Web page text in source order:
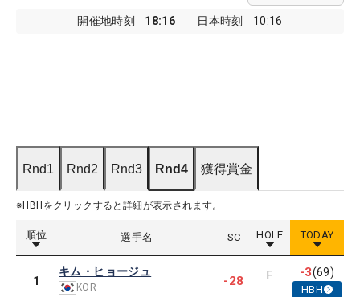
開催地時刻 18:16 日本時刻 10:16
Rnd1 Rnd2 Rnd3 Rnd4 獲得賞金
※HBHをクリックすると詳細が表示されます。
順位 選手名 SC HOLE TODAY
1
キム・ヒョージュ
KOR -28 F -3(69)
HBH